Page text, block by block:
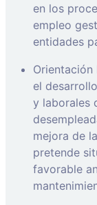
en los
empleo
entidades
el
y laborales
mejora de
pretende
favorable